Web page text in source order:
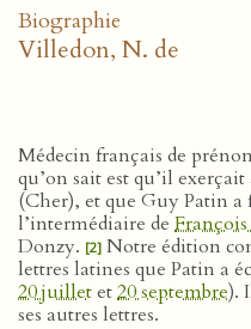
Biographie
Villedon, N. de
Médecin français de
qu’on sait est qu’il
(Cher), et que Guy Patin a
l’intermédiaire de
Donzy. [2] Notre édition
lettres latines que Patin a
20 juilletet20 septembre).
ses autres lettres.